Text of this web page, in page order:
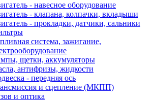
- навесное оборудование
- клапана, колпачки, вкладыши
- прокладки, датчики, сальники
система, зажигание,
щетки, аккумуляторы
антифризы, жидкости
- передняя ось
и сцепление (МКПП)
и оптика